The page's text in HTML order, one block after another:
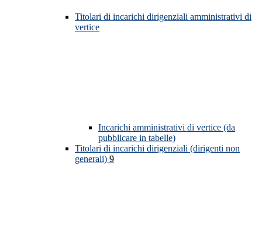
Titolari di incarichi dirigenziali amministrativi di
vertice
Incarichi amministrativi di vertice (da
pubblicare in tabelle)
Titolari di incarichi dirigenziali (dirigenti non
generali) 9